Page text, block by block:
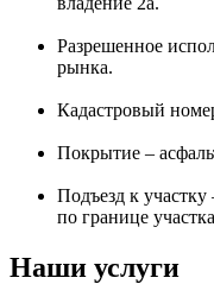
Разрешенное
рынка.
Кадастровый
Покрытие –
Подъезд к
по границе
Наши услуги